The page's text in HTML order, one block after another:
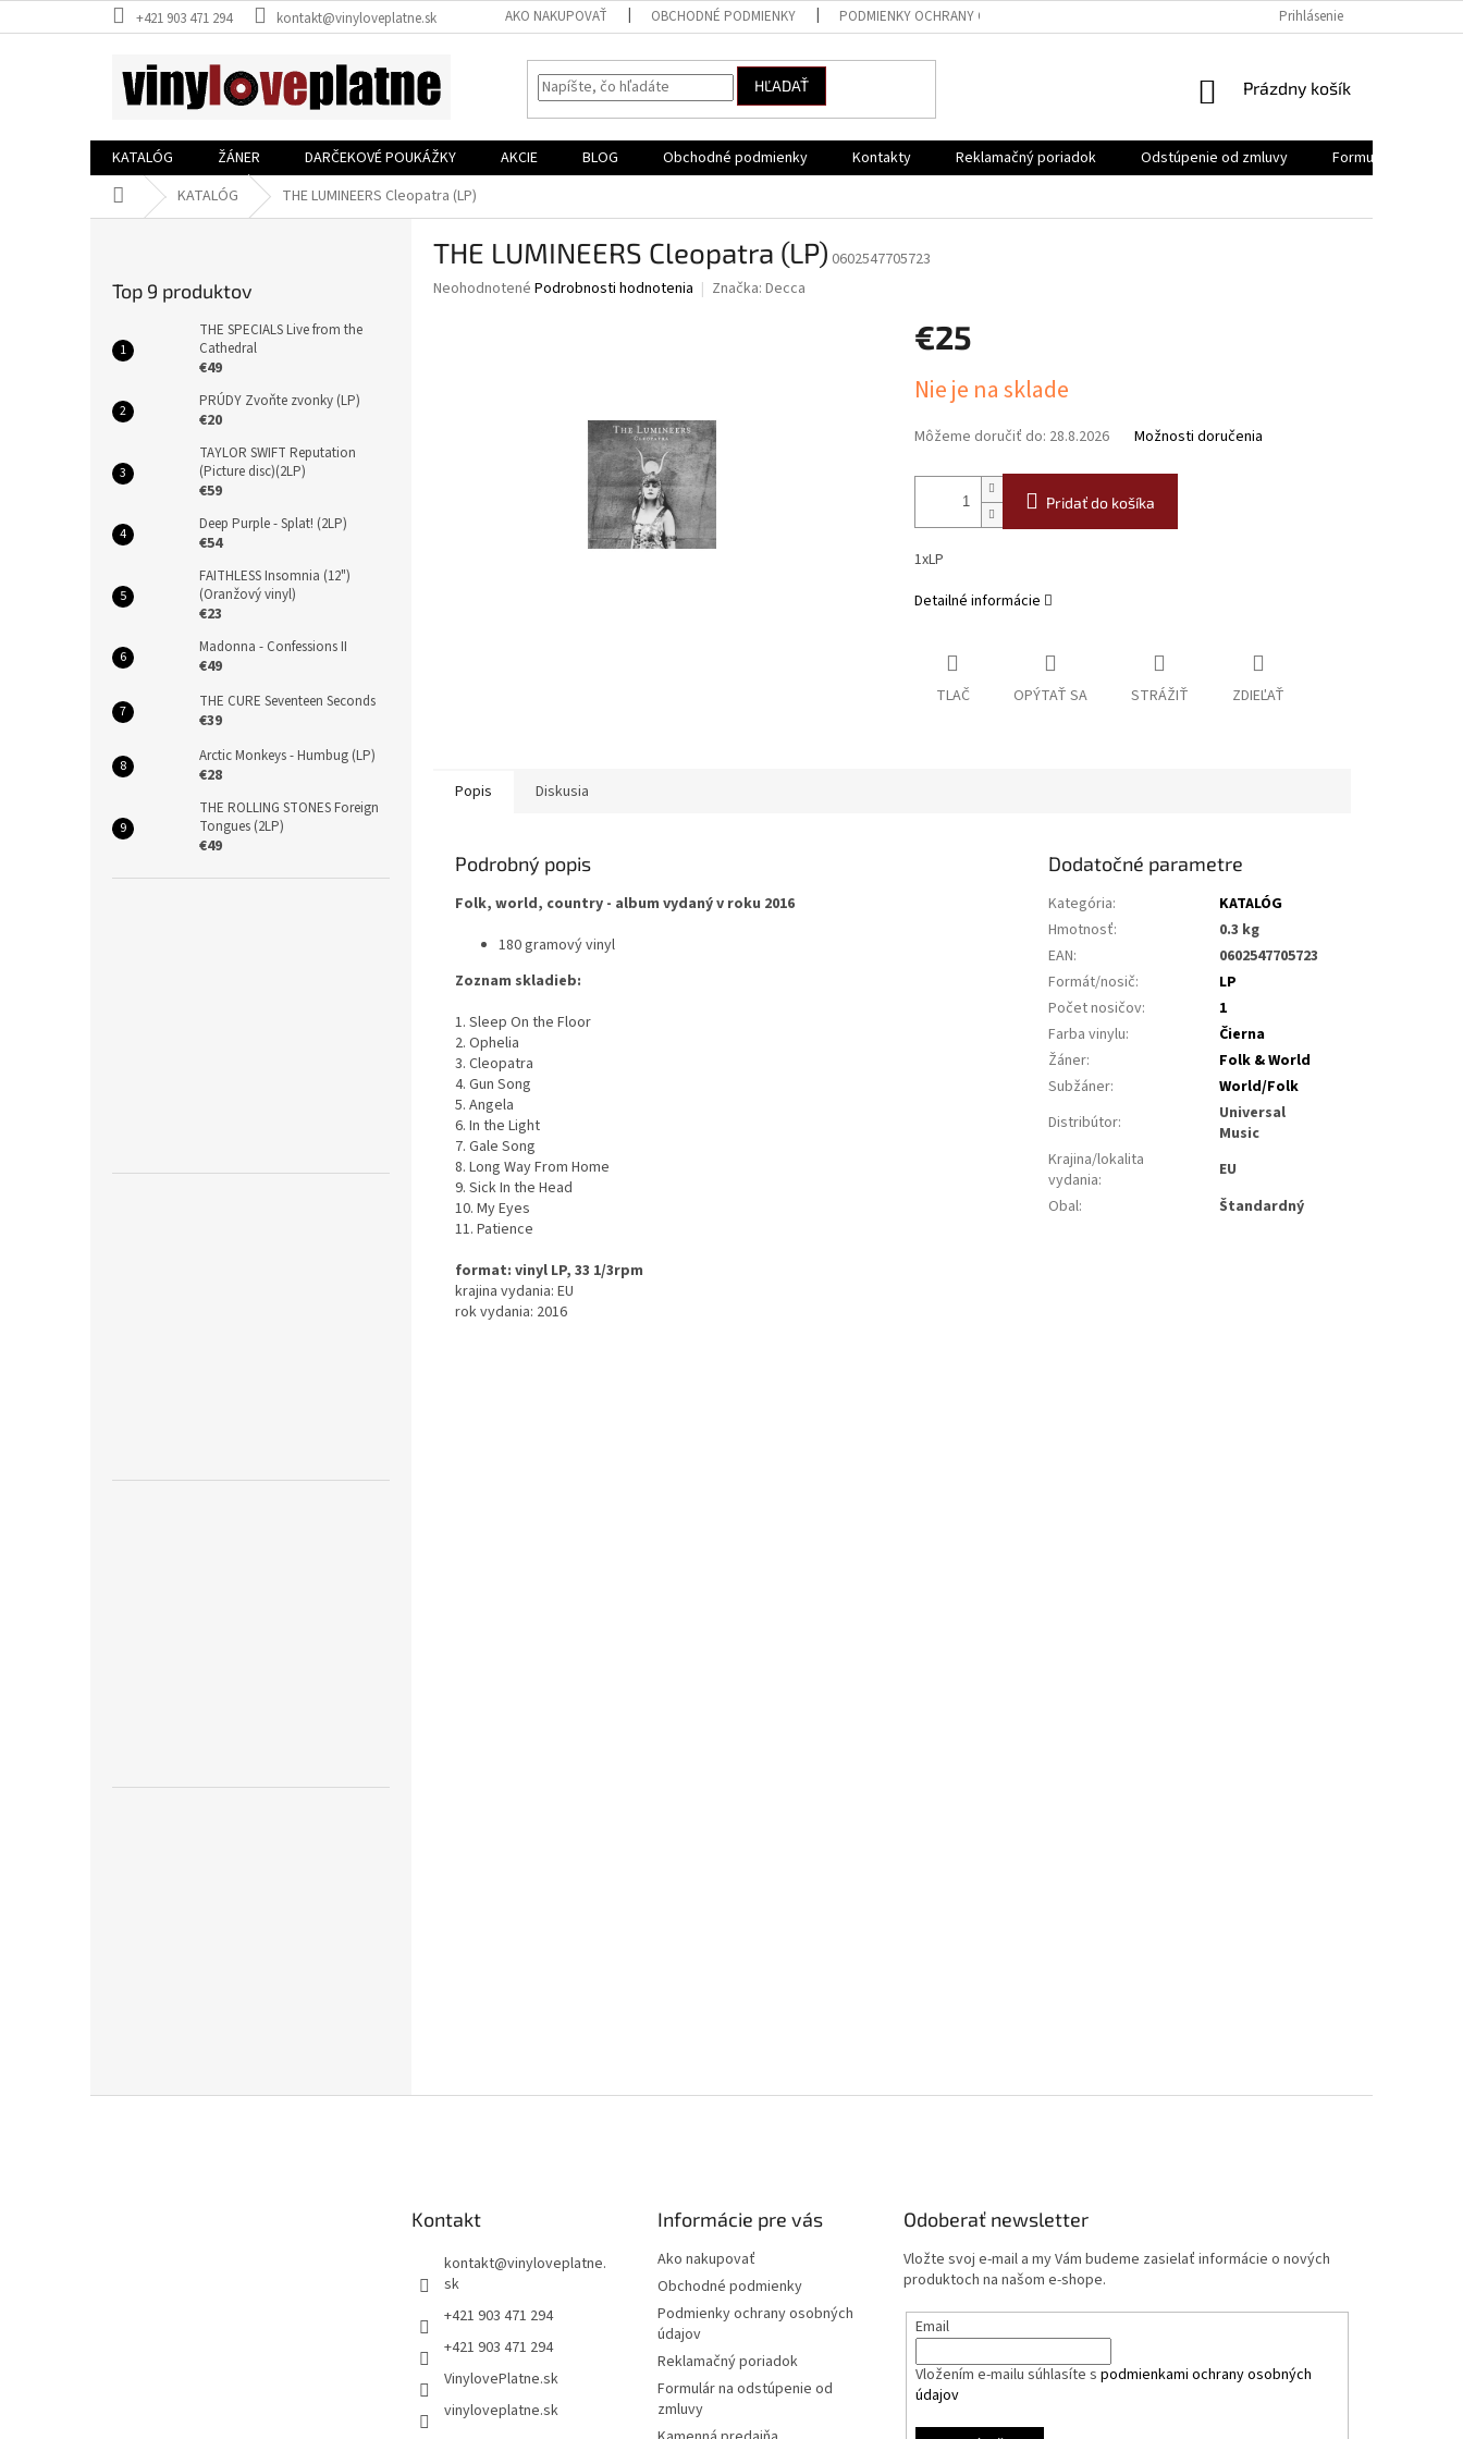
na
+421 903 471 294 kontakt@vinyloveplatne.sk AKO NAKUPOVAŤ OBCHODNÉ PODMIENKY PODMIENKY OCHRANY OSOBNÝCH ÚDAJOV REKLAMAČNÝ PORIADOK FORMULÁR NA
Prihlásenie
HĽADAŤ
NÁKUPNÝ
Prázdny košík
KATALÓG ŽÁNER DARČEKOVÉ POUKÁŽKY AKCIE BLOG Obchodné podmienky Kontakty Reklamačný poriadok Odstúpenie od zmluvy
Formulár na
DomovKATALÓG THE LUMINEERS Cleopatra (LP)
Top 9 produktov
THE SPECIALS Live from the
Cathedral
€49
PRÚDY Zvoňte zvonky (LP)
€20
TAYLOR SWIFT Reputation
(Picture disc)(2LP)
€59
Deep Purple - Splat! (2LP)
€54
FAITHLESS Insomnia (12")
(Oranžový vinyl)
€23
Madonna - Confessions II
€49
THE CURE Seventeen Seconds
€39
Arctic Monkeys - Humbug (LP)
€28
THE ROLLING STONES Foreign
Tongues (2LP)
€49
THE LUMINEERS Cleopatra (LP) 0602547705723
Priemerné
Neohodnotené Podrobnosti hodnotenia Značka: Decca
€25
cena:
Nie je na sklade
Môžeme doručiť do: 28.8.2026 Možnosti doručenia
Pridať do košíka
1xLP
Detailné informácie
TLAČ OPÝTAŤ SA STRÁŽIŤ ZDIEĽAŤ
Popis Diskusia
Podrobný popis
Folk, world, country - album vydaný v roku 2016
180 gramový vinyl
Zoznam skladieb:
1. Sleep On the Floor
2. Ophelia
3. Cleopatra
4. Gun Song
5. Angela
6. In the Light
7. Gale Song
8. Long Way From Home
9. Sick In the Head
10. My Eyes
11. Patience
format: vinyl LP, 33 1/3rpm
krajina vydania: EU
rok vydania: 2016
Dodatočné parametre
Kategória:
KATALÓG
Hmotnosť:
0.3 kg
EAN:
0602547705723
Formát/nosič:
LP
Počet nosičov:
1
Farba vinylu:
Čierna
Žáner:
Folk & World
Subžáner:
World/Folk
Distribútor:
Universal
Music
Krajina/lokalita
vydania:
EU
Obal: Štandardný
Kontakt
kontakt@vinyloveplatne.
sk
+421 903 471 294
+421 903 471 294
VinylovePlatne.sk
vinyloveplatne.sk
Informácie pre vás
Ako nakupovať
Obchodné podmienky
Podmienky ochrany osobných
údajov
Reklamačný poriadok
Formulár na odstúpenie od
zmluvy
Odoberať newsletter
Vložte svoj e-mail a my Vám budeme zasielať informácie o nových
produktoch na našom e-shope.
Email
Vložením e-mailu súhlasíte spodmienkami ochrany osobných
údajov